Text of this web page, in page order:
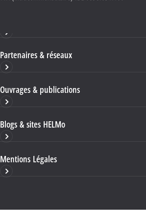
Partenaires & réseaux
Ouvrages & publications
Blogs & sites HELMo
Mentions Légales